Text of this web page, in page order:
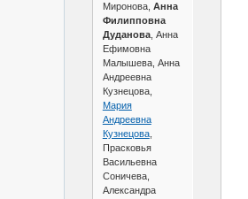
Миронова, Анна
Филипповна
Дуданова, Анна
Ефимовна
Малышева, Анна
Андреевна
Кузнецова,
Мария
Андреевна
Кузнецова,
Прасковья
Васильевна
Соничева,
Александра